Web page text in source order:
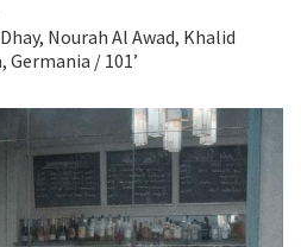
Nourah Al Awad, Khalid
/ 101’